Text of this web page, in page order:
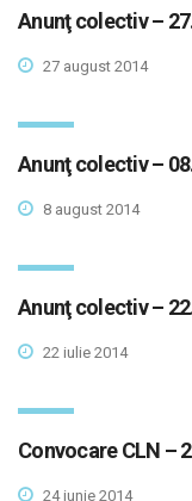
Anunţ colectiv –
27 august 2014
Anunţ colectiv –
8 august 2014
Anunţ colectiv –
22 iulie 2014
Convocare CLN –
24 iunie 2014